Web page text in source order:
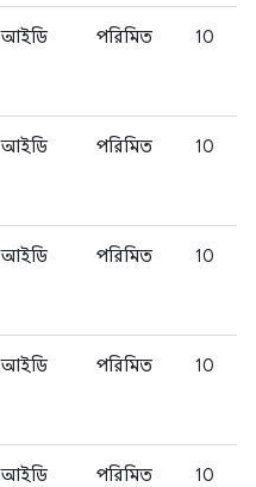
আইডি পরিমিত 10
আইডি পরিমিত 10
আইডি পরিমিত 10
আইডি পরিমিত 10
আইডি পরিমিত 10